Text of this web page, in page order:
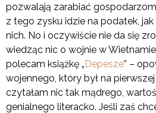
pozwalają zarabiać
z tego zysku idzie na podatek, jak
nich. No i oczywiście nie da się
wiedząc nic o wojnie w
polecam książkę „Depesze” –
wojennego, który był na
czytałam nic tak mądrego,
genialnego literacko. Jeśli zaś